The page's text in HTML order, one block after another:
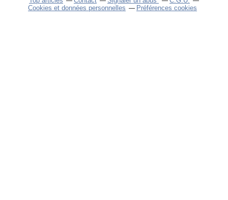
Cookies et données personnelles
Préférences cookies